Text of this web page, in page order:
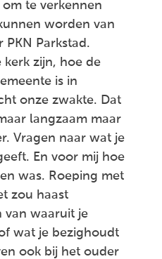
te verkennen
worden van
PKN Parkstad.
kerk zijn, hoe de
is in
onze zwakte. Dat
langzaam maar
Vragen naar wat je
En voor mij hoe
was. Roeping met
zou haast
van waaruit je
wat je bezighoudt
ook bij het ouder